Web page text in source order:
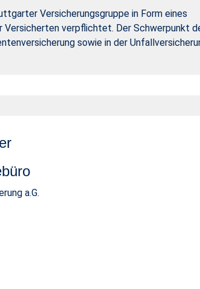
Versicherungsgruppe in Form eines
Versicherten verpflichtet. Der Schwerpunkt
sowie in der
a.G.